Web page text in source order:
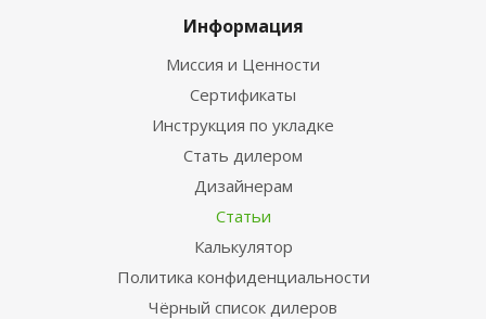
Информация
Миссия и Ценности
Сертификаты
Инструкция по укладке
Стать дилером
Дизайнерам
Статьи
Калькулятор
Политика конфиденциальности
Чёрный список дилеров